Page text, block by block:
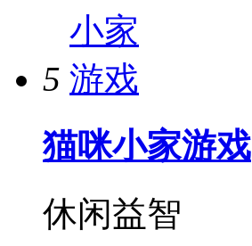
5
猫咪小家游戏
休闲益智